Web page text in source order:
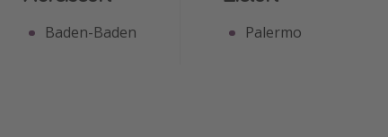
Baden-Baden Palermo